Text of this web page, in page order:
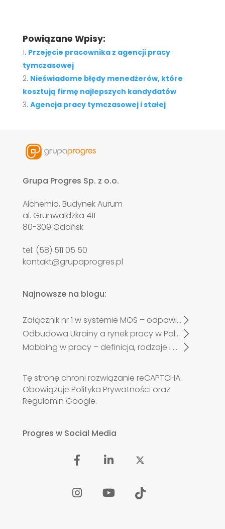
Powiązane Wpisy:
Przejęcie pracownika z agencji pracy
tymczasowej
Nieświadome błędy menedżerów, które
kosztują firmę najlepszych kandydatów
Agencja pracy tymczasowej i stałej
Grupa Progres Sp. z o.o.
Alchemia, Budynek Aurum
al. Grunwaldzka 411
80-309 Gdańsk
tel: (58) 511 05 50
kontakt@grupaprogres.pl
Najnowsze na blogu:
Załącznik nr 1 w systemie MOS – odpowiadamy na najczęściej zadawane pytania pracodawców po zmianach od 27 kwietnia 2026 r.
Odbudowa Ukrainy a rynek pracy w Polsce. Czy zabraknie specjalistów?
Mobbing w pracy – definicja, rodzaje i przykłady
Tę stronę chroni rozwiązanie reCAPTCHA.
Obowiązuje Polityka Prywatności oraz
Regulamin Google.
Progres w Social Media